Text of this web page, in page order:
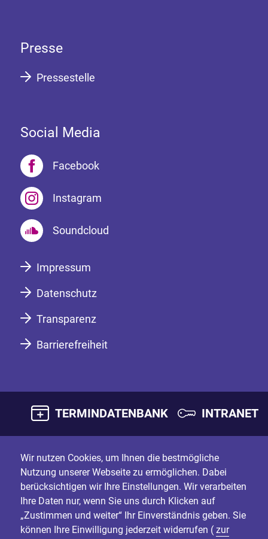
Presse
Pressestelle
Social Media
Facebook
Instagram
Soundcloud
Impressum
Datenschutz
Transparenz
Barrierefreiheit
TERMINDATENBANK INTRANET
Wir nutzen Cookies, um Ihnen die bestmögliche
Nutzung unserer Webseite zu ermöglichen. Dabei
berücksichtigen wir Ihre Einstellungen. Wir verarbeiten
Ihre Daten nur, wenn Sie uns durch Klicken auf
„Zustimmen und weiter“ Ihr Einverständnis geben. Sie
können Ihre Einwilligung jederzeit widerrufen ( zur